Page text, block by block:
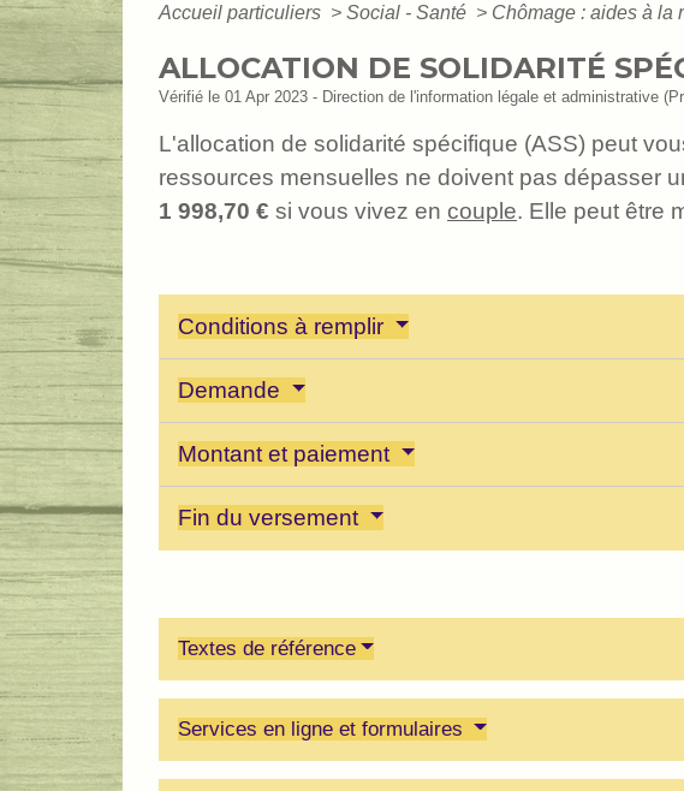
Accueil particuliers > Social - Santé > Chômage : aides à la
ALLOCATION DE SOLIDARITÉ
Vérifié le 01 Apr 2023 - Direction de l'information légale et administrative
L'allocation de solidarité spécifique (ASS) peut
ressources mensuelles ne doivent pas dépasser
1 998,70 € si vous vivez en couple. Elle peut être
Conditions à remplir
Demande
Montant et paiement
Fin du versement
Textes de référence
Services en ligne et formulaires